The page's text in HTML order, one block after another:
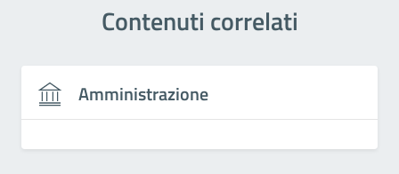
Contenuti correlati
Amministrazione